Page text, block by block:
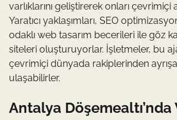
varlıklarını geliştirerek onları çevrimiçi
Yaratıcı yaklaşımları, SEO
odaklı web tasarım becerileri ile göz
siteleri oluşturuyorlar. İşletmeler, bu
çevrimiçi dünyada rakiplerinden
ulaşabilirler.
Antalya Döşemealtı’nda